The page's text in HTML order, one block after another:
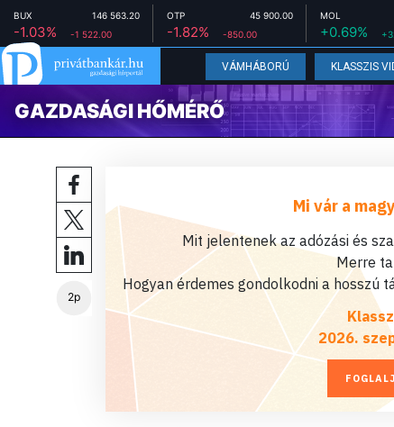
BUX 146 563.20
-1.03% -1 522.00
OTP 45 900.00
-1.82% -850.00
MOL
+0.69%
VÁMHÁBORÚ KLASSZIS
GAZDASÁGI HŐMÉRŐ
2p
Mi vár a
Mit jelentenek az adózási és
Merre
Hogyan érdemes gondolkodni a
2026.